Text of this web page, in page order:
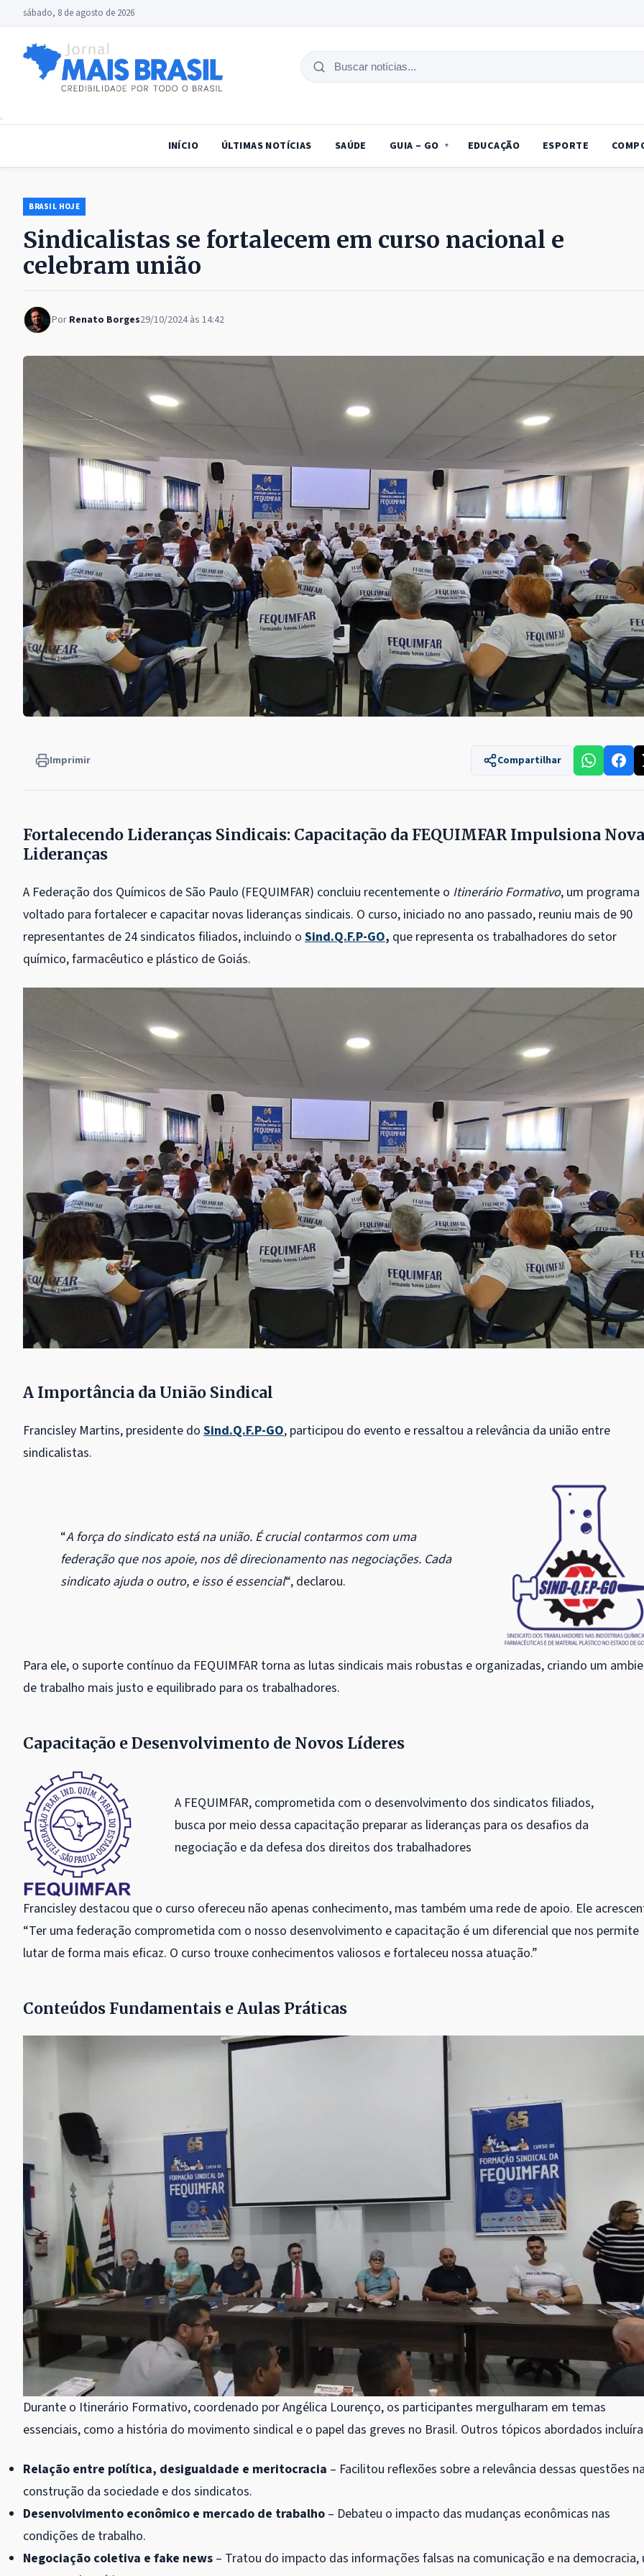
sábado, 8 de agosto de 2026
Buscar
INÍCIO ÚLTIMAS NOTÍCIAS SAÚDE GUIA – GO EDUCAÇÃO ESPORTE
BRASIL HOJE
Sindicalistas se fortalecem em curso nacional e
celebram união
Por Renato Borges29/10/2024 às 14:42
Imprimir Compartilhar
Fortalecendo Lideranças Sindicais: Capacitação da FEQUIMFAR Impulsiona
Lideranças
A Federação dos Químicos de São Paulo (FEQUIMFAR) concluiu recentemente o Itinerário Formativo, um programa
voltado para fortalecer e capacitar novas lideranças sindicais. O curso, iniciado no ano passado, reuniu mais de 90
representantes de 24 sindicatos filiados, incluindo o Sind.Q.F.P-GO, que representa os trabalhadores do setor
químico, farmacêutico e plástico de Goiás.
A Importância da União Sindical
Francisley Martins, presidente do Sind.Q.F.P-GO, participou do evento e ressaltou a relevância da união entre
sindicalistas.
“A força do sindicato está na união. É crucial contarmos com uma
federação que nos apoie, nos dê direcionamento nas negociações. Cada
sindicato ajuda o outro, e isso é essencial“, declarou.
Para ele, o suporte contínuo da FEQUIMFAR torna as lutas sindicais mais robustas e organizadas, criando um
de trabalho mais justo e equilibrado para os trabalhadores.
Capacitação e Desenvolvimento de Novos Líderes
A FEQUIMFAR, comprometida com o desenvolvimento dos sindicatos filiados,
busca por meio dessa capacitação preparar as lideranças para os desafios da
negociação e da defesa dos direitos dos trabalhadores
Francisley destacou que o curso ofereceu não apenas conhecimento, mas também uma rede de apoio. Ele
“Ter uma federação comprometida com o nosso desenvolvimento e capacitação é um diferencial que nos permite
lutar de forma mais eficaz. O curso trouxe conhecimentos valiosos e fortaleceu nossa atuação.”
Conteúdos Fundamentais e Aulas Práticas
Durante o Itinerário Formativo, coordenado por Angélica Lourenço, os participantes mergulharam em temas
essenciais, como a história do movimento sindical e o papel das greves no Brasil. Outros tópicos abordados
Relação entre política, desigualdade e meritocracia – Facilitou reflexões sobre a relevância dessas questões
construção da sociedade e dos sindicatos.
Desenvolvimento econômico e mercado de trabalho – Debateu o impacto das mudanças econômicas nas
condições de trabalho.
Negociação coletiva e fake news – Tratou do impacto das informações falsas na comunicação e na democracia,